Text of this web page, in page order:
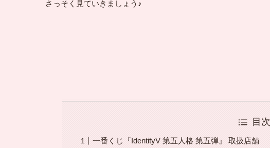
さっそく見ていきましょう♪
目次
一番くじ『IdentityV 第五人格 第五弾』 取扱店舗